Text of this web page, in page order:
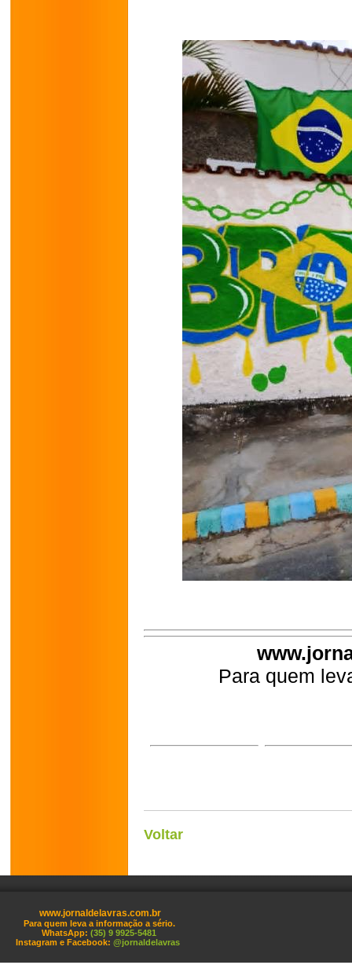
Para quem
Voltar
www.jornaldelavras.com.br
Para quem leva a informação a sério.
WhatsApp: (35) 9 9925-5481
Instagram e Facebook: @jornaldelavras